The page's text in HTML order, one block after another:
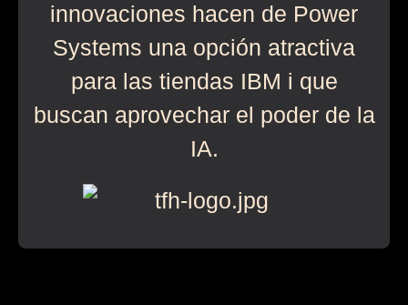
innovaciones hacen de Power
Systems una opción atractiva
para las tiendas IBM i que
buscan aprovechar el poder de la
IA.